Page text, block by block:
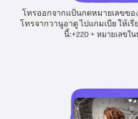
โทรออกจากแป้นกดหมายเลขขอ
โทรจากวานูอาตู ไปแกมเบีย ให้เ
นี้:+220 + หมายเลขใน